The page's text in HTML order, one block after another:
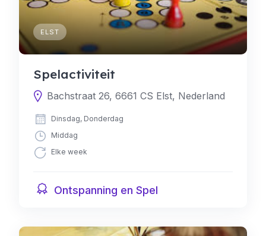
ELST
Spelactiviteit
Bachstraat 26, 6661 CS Elst, Nederland
Dinsdag, Donderdag
Middag
Elke week
Ontspanning en Spel